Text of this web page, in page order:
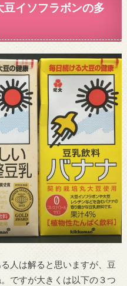
イソフラボンの多
人は解ると思いますが、豆
ですが大きくは以下の３つ